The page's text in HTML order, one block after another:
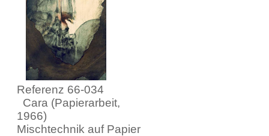
Referenz 66-034
Cara (Papierarbeit,
1966)
Mischtechnik auf Papier